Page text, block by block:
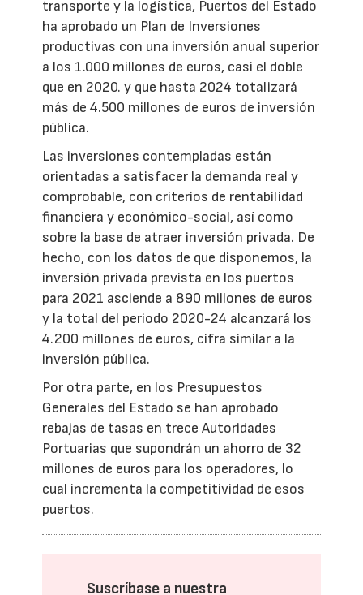
transporte y la logística, Puertos del Estado
ha aprobado un Plan de Inversiones
productivas con una inversión anual superior
a los 1.000 millones de euros, casi el doble
que en 2020. y que hasta 2024 totalizará
más de 4.500 millones de euros de inversión
pública.
Las inversiones contempladas están
orientadas a satisfacer la demanda real y
comprobable, con criterios de rentabilidad
financiera y económico-social, así como
sobre la base de atraer inversión privada. De
hecho, con los datos de que disponemos, la
inversión privada prevista en los puertos
para 2021 asciende a 890 millones de euros
y la total del periodo 2020-24 alcanzará los
4.200 millones de euros, cifra similar a la
inversión pública.
Por otra parte, en los Presupuestos
Generales del Estado se han aprobado
rebajas de tasas en trece Autoridades
Portuarias que supondrán un ahorro de 32
millones de euros para los operadores, lo
cual incrementa la competitividad de esos
puertos.
Suscríbase a nuestra